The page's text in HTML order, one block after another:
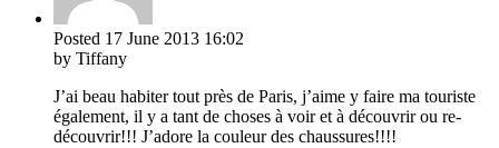
Posted 17 June 2013 16:02
by Tiffany
J’ai beau habiter tout près de Paris, j’aime y faire ma touriste
également, il y a tant de choses à voir et à découvrir ou re-
découvrir!!! J’adore la couleur des chaussures!!!!